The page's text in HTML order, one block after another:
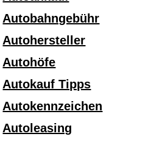
Autobahngebühr
Autohersteller
Autohöfe
Autokauf Tipps
Autokennzeichen
Autoleasing